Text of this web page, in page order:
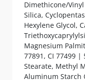
Dimethicone/
Silica,
Hexylene Glycol,
Magnesium
77891, CI 77499 |
Stearate, Methyl
Aluminum Starch